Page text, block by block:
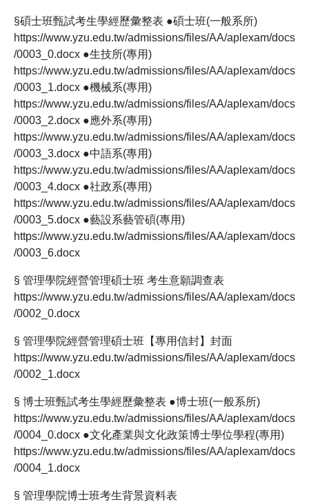
§碩士班甄試考生學經歷彙整表 ●碩士班(一般系所)
https://www.yzu.edu.tw/admissions/files/AA/aplexam/docs
/0003_0.docx ●生技所(專用)
https://www.yzu.edu.tw/admissions/files/AA/aplexam/docs
/0003_1.docx ●機械系(專用)
https://www.yzu.edu.tw/admissions/files/AA/aplexam/docs
/0003_2.docx ●應外系(專用)
https://www.yzu.edu.tw/admissions/files/AA/aplexam/docs
/0003_3.docx ●中語系(專用)
https://www.yzu.edu.tw/admissions/files/AA/aplexam/docs
/0003_4.docx ●社政系(專用)
https://www.yzu.edu.tw/admissions/files/AA/aplexam/docs
/0003_5.docx ●藝設系藝管碩(專用)
https://www.yzu.edu.tw/admissions/files/AA/aplexam/docs
/0003_6.docx
§ 管理學院經營管理碩士班 考生意願調查表
https://www.yzu.edu.tw/admissions/files/AA/aplexam/docs
/0002_0.docx
§ 管理學院經營管理碩士班【專用信封】封面
https://www.yzu.edu.tw/admissions/files/AA/aplexam/docs
/0002_1.docx
§ 博士班甄試考生學經歷彙整表 ●博士班(一般系所)
https://www.yzu.edu.tw/admissions/files/AA/aplexam/docs
/0004_0.docx ●文化產業與文化政策博士學位學程(專用)
https://www.yzu.edu.tw/admissions/files/AA/aplexam/docs
/0004_1.docx
§ 管理學院博士班考生背景資料表